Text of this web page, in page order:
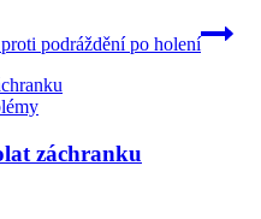
podráždění po holení
záchranku